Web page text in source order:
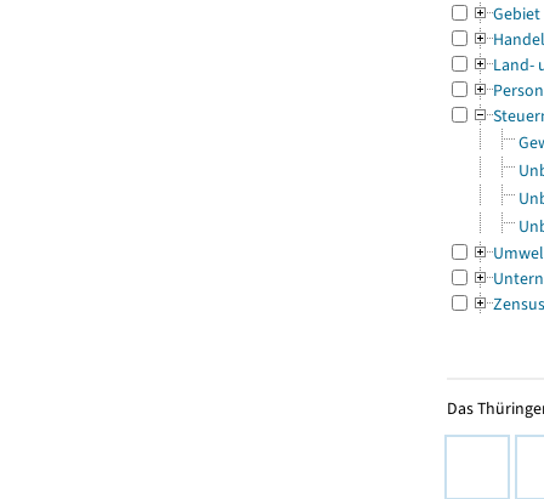
Gebiet
Land-
Zensus
Das